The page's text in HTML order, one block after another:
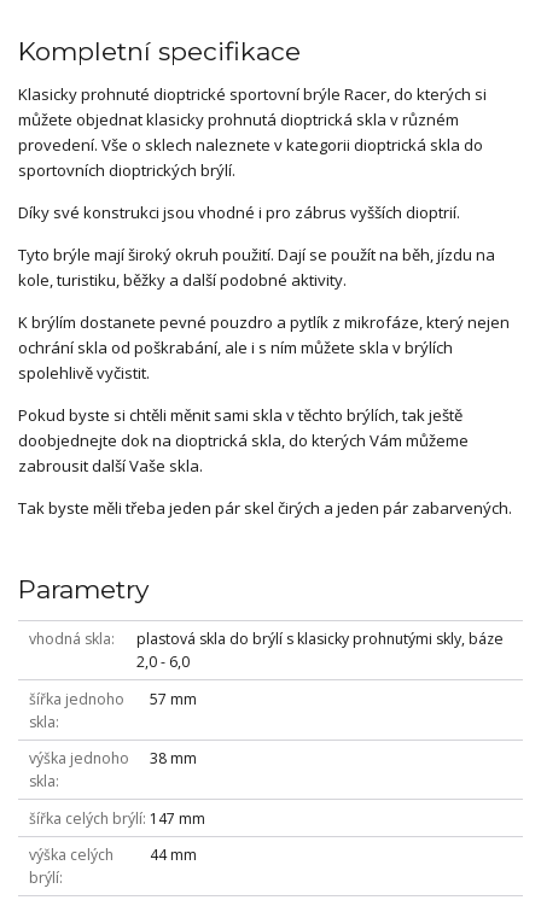
Kompletní specifikace
Klasicky prohnuté dioptrické sportovní brýle Racer, do kterých si
můžete objednat klasicky prohnutá dioptrická skla v různém
provedení. Vše o sklech naleznete v kategorii dioptrická skla do
sportovních dioptrických brýlí.
Díky své konstrukci jsou vhodné i pro zábrus vyšších dioptrií.
Tyto brýle mají široký okruh použití. Dají se použít na běh, jízdu na
kole, turistiku, běžky a další podobné aktivity.
K brýlím dostanete pevné pouzdro a pytlík z mikrofáze, který nejen
ochrání skla od poškrabání, ale i s ním můžete skla v brýlích
spolehlivě vyčistit.
Pokud byste si chtěli měnit sami skla v těchto brýlích, tak ještě
doobjednejte dok na dioptrická skla, do kterých Vám můžeme
zabrousit další Vaše skla.
Tak byste měli třeba jeden pár skel čirých a jeden pár zabarvených.
Parametry
vhodná skla
plastová skla do brýlí s klasicky prohnutými skly, báze
2,0 - 6,0
šířka jednoho
skla
57 mm
výška jednoho
skla
38 mm
šířka celých brýlí 147 mm
výška celých
brýlí
44 mm